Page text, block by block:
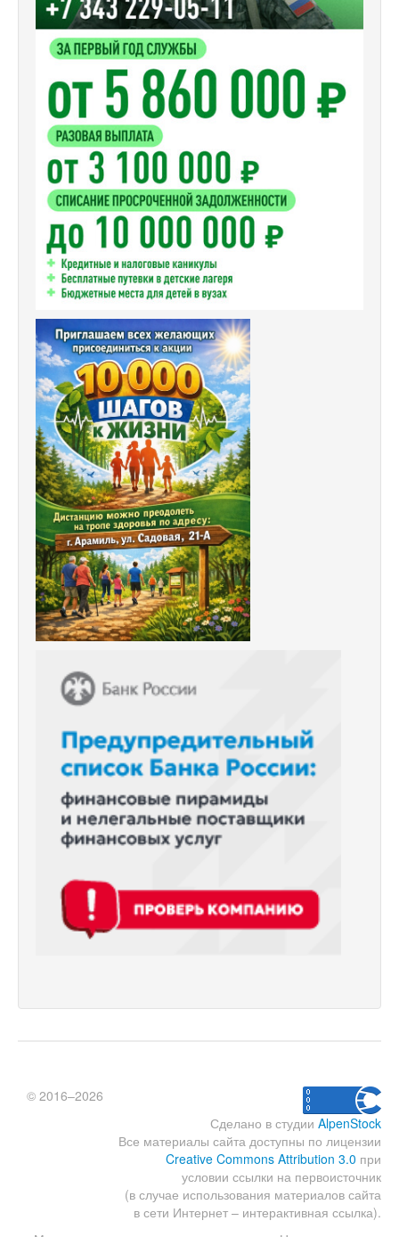
Сделано в студии AlpenStock
Все материалы сайта доступны по лицензии
Creative Commons Attribution 3.0 при
условии ссылки на первоисточник
(в случае использования материалов сайта
в сети Интернет – интерактивная ссылка).
© 2016–2026